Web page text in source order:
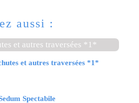
aussi :
et autres traversées *1*
Spectabile